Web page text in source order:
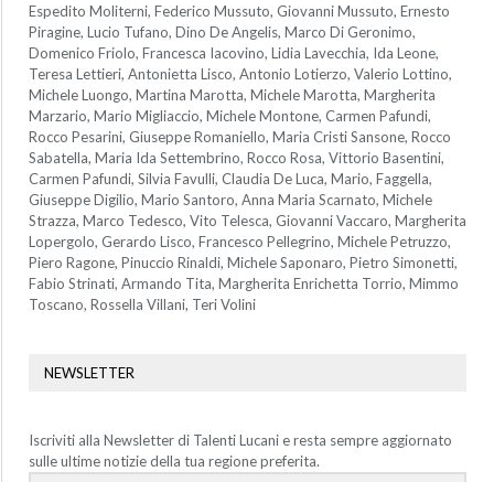
Espedito Moliterni, Federico Mussuto, Giovanni Mussuto, Ernesto
Piragine, Lucio Tufano, Dino De Angelis, Marco Di Geronimo,
Domenico Friolo, Francesca Iacovino, Lidia Lavecchia, Ida Leone,
Teresa Lettieri, Antonietta Lisco, Antonio Lotierzo, Valerio Lottino,
Michele Luongo, Martina Marotta, Michele Marotta, Margherita
Marzario, Mario Migliaccio, Michele Montone, Carmen Pafundi,
Rocco Pesarini, Giuseppe Romaniello, Maria Cristi Sansone, Rocco
Sabatella, Maria Ida Settembrino, Rocco Rosa, Vittorio Basentini,
Carmen Pafundi, Silvia Favulli, Claudia De Luca, Mario, Faggella,
Giuseppe Digilio, Mario Santoro, Anna Maria Scarnato, Michele
Strazza, Marco Tedesco, Vito Telesca, Giovanni Vaccaro, Margherita
Lopergolo, Gerardo Lisco, Francesco Pellegrino, Michele Petruzzo,
Piero Ragone, Pinuccio Rinaldi, Michele Saponaro, Pietro Simonetti,
Fabio Strinati, Armando Tita, Margherita Enrichetta Torrio, Mimmo
Toscano, Rossella Villani, Teri Volini
NEWSLETTER
Iscriviti alla Newsletter di Talenti Lucani e resta sempre aggiornato
sulle ultime notizie della tua regione preferita.